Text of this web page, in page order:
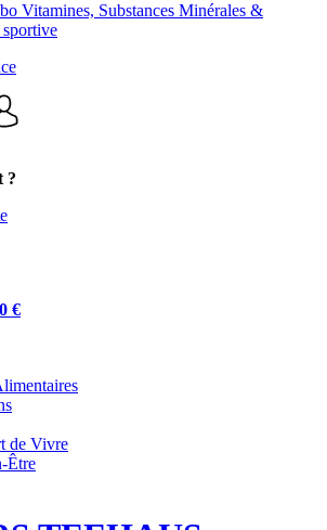
Vitamines, Substances Minérales &
?
€
de Vivre
Être